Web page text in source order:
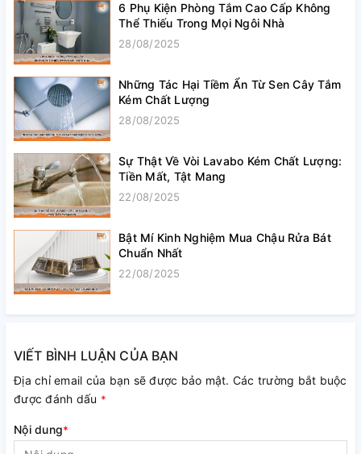
6 Phụ Kiện Phòng Tắm Cao Cấp Không
Thể Thiếu Trong Mọi Ngôi Nhà
28/08/2025
Những Tác Hại Tiềm Ẩn Từ Sen Cây Tắm
Kém Chất Lượng
28/08/2025
Sự Thật Về Vòi Lavabo Kém Chất Lượng:
Tiền Mất, Tật Mang
22/08/2025
Bật Mí Kinh Nghiệm Mua Chậu Rửa Bát
Chuẩn Nhất
22/08/2025
VIẾT BÌNH LUẬN CỦA BẠN
Địa chỉ email của bạn sẽ được bảo mật. Các trường bắt buộc
được đánh dấu *
Nội dung*